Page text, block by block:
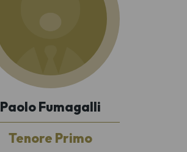
Paolo Fumagalli
Tenore Primo